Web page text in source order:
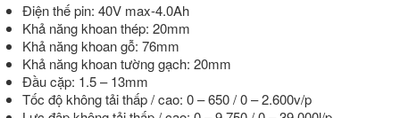
Điện thế pin: 40V max-4.0Ah
Khả năng khoan thép: 20mm
Khả năng khoan gỗ: 76mm
Khả năng khoan tường gạch: 20mm
Đầu cặp: 1.5 – 13mm
Tốc độ không tải thấp / cao: 0 – 650 / 0 – 2.600v/p